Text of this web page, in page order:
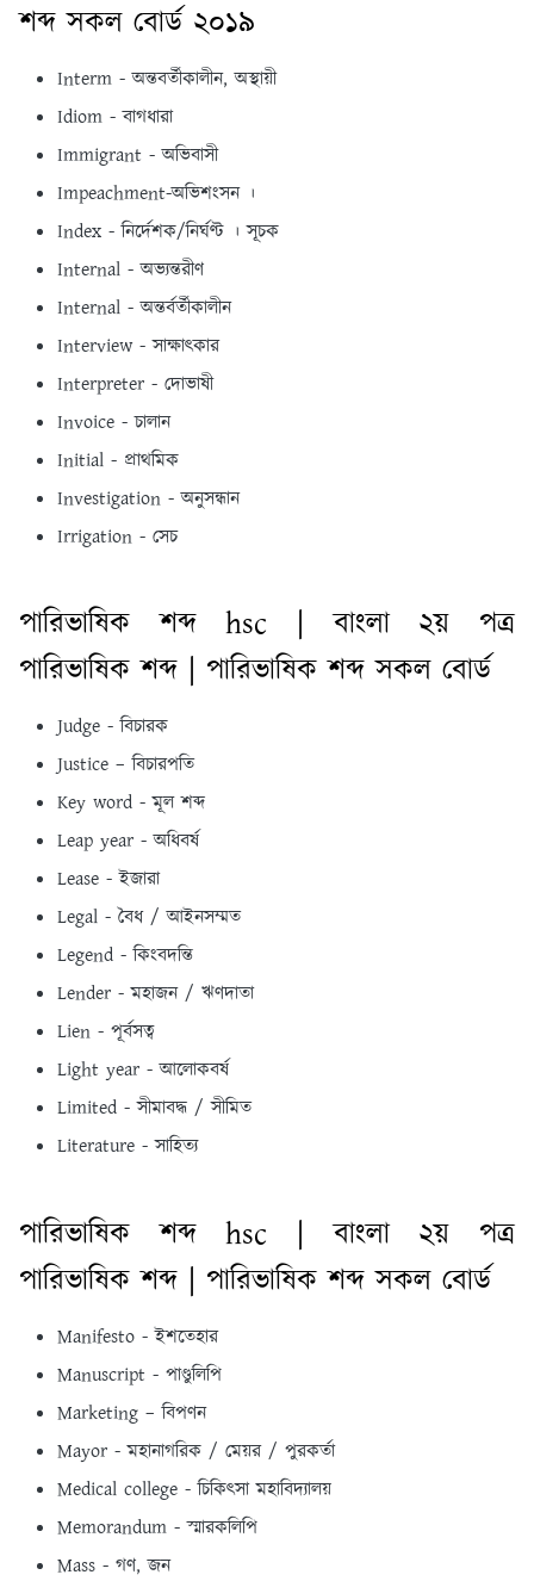
শব্দ সকল বোর্ড ২০১৯
Interm - অন্তবর্তীকালীন, অস্থায়ী
Idiom - বাগধারা
Immigrant - অভিবাসী
Impeachment-অভিশংসন ।
Index - নির্দেশক/নির্ঘণ্ট । সূচক
Internal - অভ্যন্তরীণ
Internal - অন্তর্বর্তীকালীন
Interview - সাক্ষাৎকার
Interpreter - দোভাষী
Invoice - চালান
Initial - প্রাথমিক
Investigation - অনুসন্ধান
Irrigation - সেচ
পারিভাষিক শব্দ hsc | বাংলা ২য় পত্র
পারিভাষিক শব্দ | পারিভাষিক শব্দ সকল বোর্ড
Judge - বিচারক
Justice – বিচারপতি
Key word - মূল শব্দ
Leap year - অধিবর্ষ
Lease - ইজারা
Legal - বৈধ / আইনসম্মত
Legend - কিংবদন্তি
Lender - মহাজন / ঋণদাতা
Lien - পূর্বসত্ব
Light year - আলোকবর্ষ
Limited - সীমাবদ্ধ / সীমিত
Literature - সাহিত্য
পারিভাষিক শব্দ hsc | বাংলা ২য় পত্র
পারিভাষিক শব্দ | পারিভাষিক শব্দ সকল বোর্ড
Manifesto - ইশতেহার
Manuscript - পাণ্ডুলিপি
Marketing – বিপণন
Mayor - মহানাগরিক / মেয়র / পুরকর্তা
Medical college - চিকিৎসা মহাবিদ্যালয়
Memorandum - স্মারকলিপি
Mass - গণ, জন